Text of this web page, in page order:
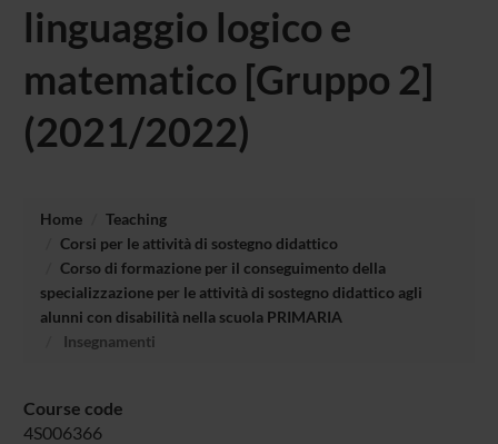
linguaggio logico e
matematico [Gruppo 2]
(2021/2022)
Home
Teaching
Corsi per le attività di sostegno didattico
Corso di formazione per il conseguimento della
specializzazione per le attività di sostegno didattico agli
alunni con disabilità nella scuola PRIMARIA
Insegnamenti
Course code
4S006366